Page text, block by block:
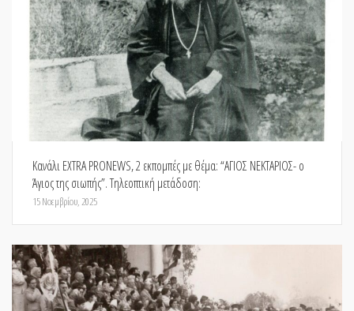
Κανάλι EXTRA PRONEWS, 2 εκπομπές με θέμα: “ΑΓΙΟΣ ΝΕΚΤΑΡΙΟΣ- ο
Άγιος της σιωπής”. Τηλεοπτική μετάδοση:
15 Νοεμβρίου, 2025